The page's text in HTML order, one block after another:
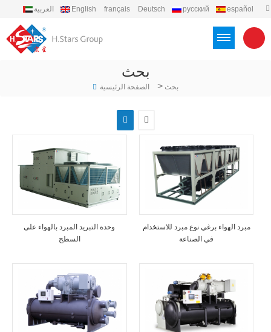
العربية English français Deutsch русский
español
بحث
الصفحة الرئيسية > بحث
وحدة التبريد المبرد بالهواء على
السطح
مبرد الهواء برغي نوع مبرد للاستخدام
في الصناعة